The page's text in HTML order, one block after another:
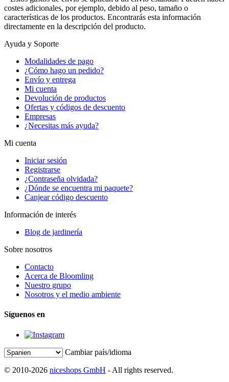
costes adicionales, por ejemplo, debido al peso, tamaño o
características de los productos. Encontrarás esta información
directamente en la descripción del producto.
Ayuda y Soporte
Modalidades de pago
¿Cómo hago un pedido?
Envío y entrega
Mi cuenta
Devolución de productos
Ofertas y códigos de descuento
Empresas
¿Necesitas más ayuda?
Mi cuenta
Iniciar sesión
Registrarse
¿Contraseña olvidada?
¿Dónde se encuentra mi paquete?
Canjear código descuento
Información de interés
Blog de jardinería
Sobre nosotros
Contacto
Acerca de Bloomling
Nuestro grupo
Nosotros y el medio ambiente
Síguenos en
Cambiar país/idioma
© 2010-2026 niceshops GmbH - All rights reserved.